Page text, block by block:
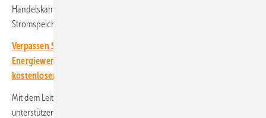
Handelskammer (DIHK) einen Leitfaden zum Einsatz von
Stromspeichern in Industrie und Gewerbe veröffentlicht.
Verpassen Sie keine wichtige Information rund um die solare
Energiewende! Abonnieren Sie dazu einfach unseren
kostenlosen Newsletter.
Mit dem Leitfaden wollen die beiden Verbände Unternehmen
unterstützen, die ihre Energieversorgung sicherer, preiswerter und